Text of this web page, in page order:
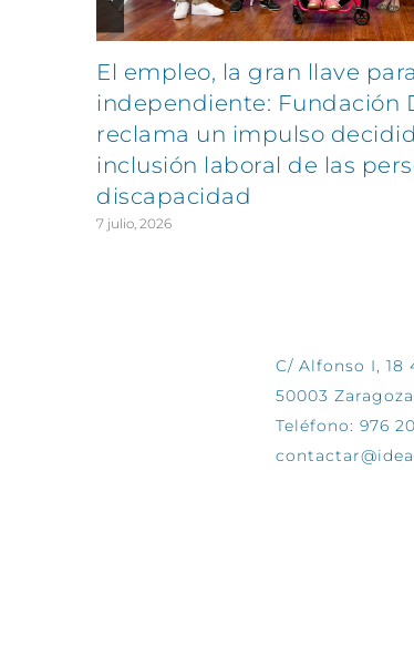
El empleo, la gran llave
independiente: Fundación
reclama un impulso
inclusión laboral de las
discapacidad
7 julio, 2026
C/ Alfonso I, 18
50003 Zaragoza
Teléfono: 976